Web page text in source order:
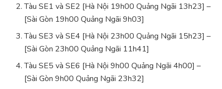
Tàu SE1 và SE2 [Hà Nội 19h00 Quảng Ngãi 13h23] –
[Sài Gòn 19h00 Quảng Ngãi 9h03]
Tàu SE3 và SE4 [Hà Nội 23h00 Quảng Ngãi 15h23] –
[Sài Gòn 23h00 Quảng Ngãi 11h41]
Tàu SE5 và SE6 [Hà Nội 9h00 Quảng Ngãi 4h00] –
[Sài Gòn 9h00 Quảng Ngãi 23h32]